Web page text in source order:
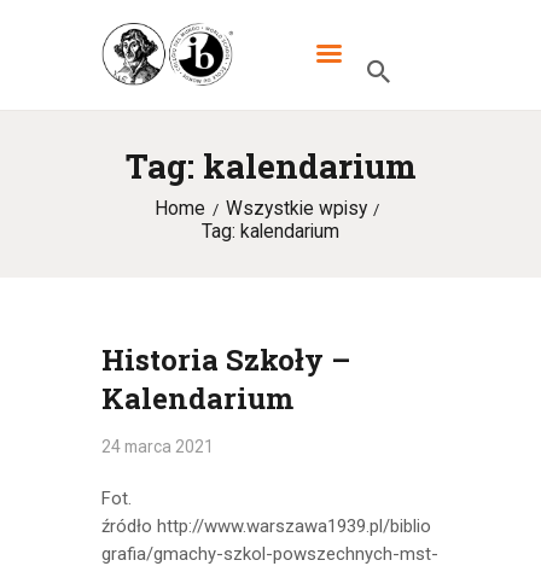
Tag: kalendarium
Home
Wszystkie wpisy
Tag: kalendarium
XXXIII LO DWUJĘZYCZNE IM.
MIKOŁAJA KOPERNIKA W
WARSZAWIE
HOME
UCZNIOWIE
KANDYDACI
RODZICE
WYDARZENIA
KONTAKT
Historia Szkoły –
Kalendarium
24 marca 2021
Fot.
źródło http://www.warszawa1939.pl/biblio
grafia/gmachy-szkol-powszechnych-mst-